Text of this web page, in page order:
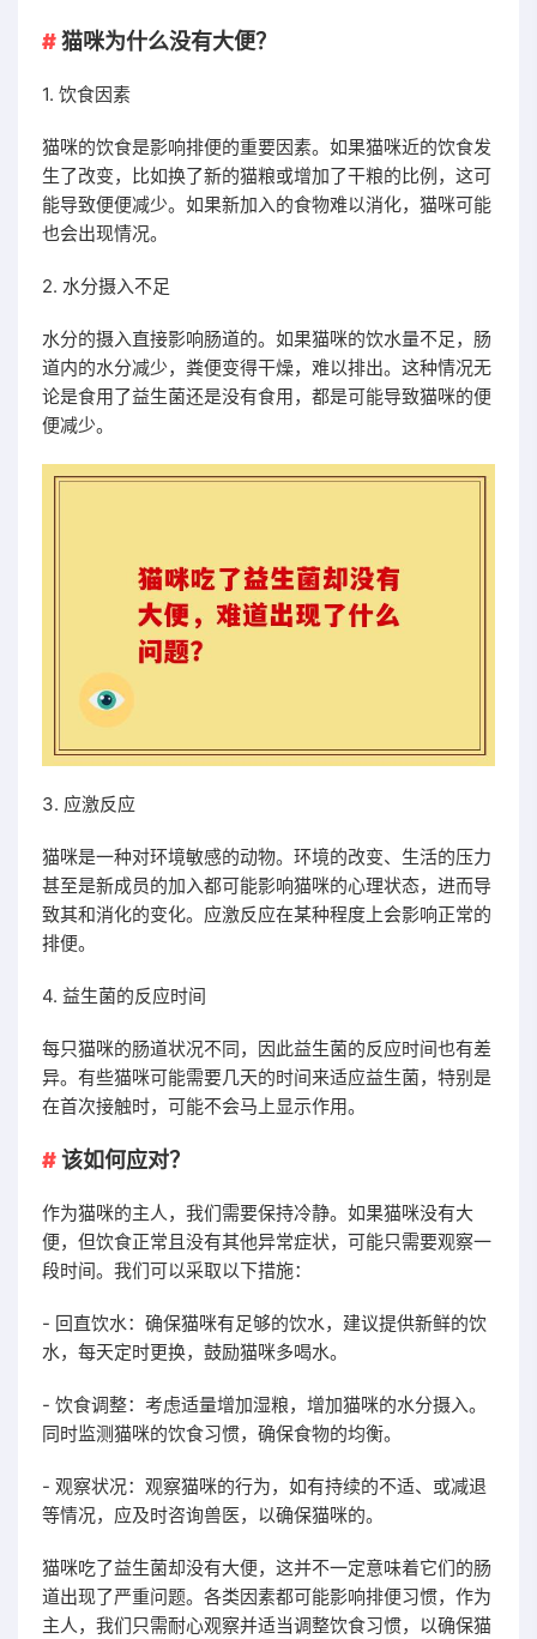
猫咪为什么没有大便？
1. 饮食因素
猫咪的饮食是影响排便的重要因素。如果猫咪近的饮食发
生了改变，比如换了新的猫粮或增加了干粮的比例，这可
能导致便便减少。如果新加入的食物难以消化，猫咪可能
也会出现情况。
2. 水分摄入不足
水分的摄入直接影响肠道的。如果猫咪的饮水量不足，肠
道内的水分减少，粪便变得干燥，难以排出。这种情况无
论是食用了益生菌还是没有食用，都是可能导致猫咪的便
便减少。
3. 应激反应
猫咪是一种对环境敏感的动物。环境的改变、生活的压力
甚至是新成员的加入都可能影响猫咪的心理状态，进而导
致其和消化的变化。应激反应在某种程度上会影响正常的
排便。
4. 益生菌的反应时间
每只猫咪的肠道状况不同，因此益生菌的反应时间也有差
异。有些猫咪可能需要几天的时间来适应益生菌，特别是
在首次接触时，可能不会马上显示作用。
该如何应对？
作为猫咪的主人，我们需要保持冷静。如果猫咪没有大
便，但饮食正常且没有其他异常症状，可能只需要观察一
段时间。我们可以采取以下措施：
- 回直饮水：确保猫咪有足够的饮水，建议提供新鲜的饮
水，每天定时更换，鼓励猫咪多喝水。
- 饮食调整：考虑适量增加湿粮，增加猫咪的水分摄入。
同时监测猫咪的饮食习惯，确保食物的均衡。
- 观察状况：观察猫咪的行为，如有持续的不适、或减退
等情况，应及时咨询兽医，以确保猫咪的。
猫咪吃了益生菌却没有大便，这并不一定意味着它们的肠
道出现了严重问题。各类因素都可能影响排便习惯，作为
主人，我们只需耐心观察并适当调整饮食习惯，以确保猫